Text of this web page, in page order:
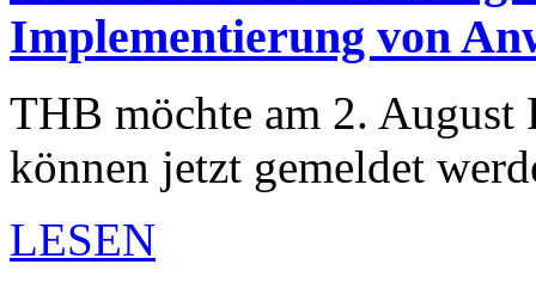
Implementierung von
THB möchte am 2. August
können jetzt gemeldet
LESEN